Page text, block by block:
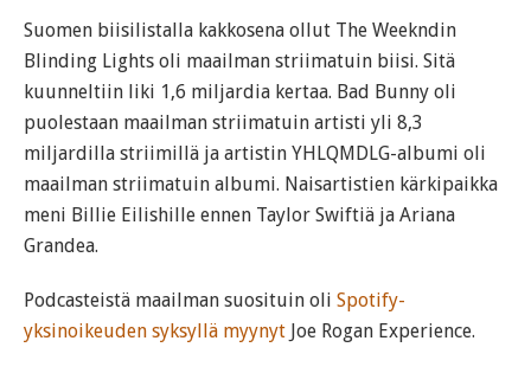
Suomen biisilistalla kakkosena ollut The Weekndin
Blinding Lights oli maailman striimatuin biisi. Sitä
kuunneltiin liki 1,6 miljardia kertaa. Bad Bunny oli
puolestaan maailman striimatuin artisti yli 8,3
miljardilla striimillä ja artistin YHLQMDLG-albumi oli
maailman striimatuin albumi. Naisartistien kärkipaikka
meni Billie Eilishille ennen Taylor Swiftiä ja Ariana
Grandea.
Podcasteistä maailman suosituin oli Spotify-
yksinoikeuden syksyllä myynyt Joe Rogan Experience.